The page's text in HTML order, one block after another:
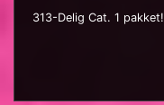
313-Delig Cat. 1 pakket!